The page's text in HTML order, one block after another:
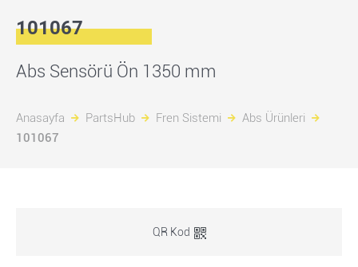
101067
Abs Sensörü Ön 1350 mm
Anasayfa PartsHub Fren Sistemi
Abs Ürünleri
101067
QR Kod